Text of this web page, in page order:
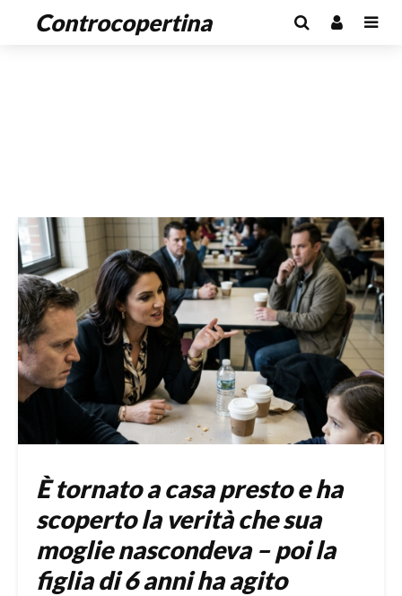
Controcopertina
È tornato a casa presto e ha
scoperto la verità che sua
moglie nascondeva – poi la
figlia di 6 anni ha agito